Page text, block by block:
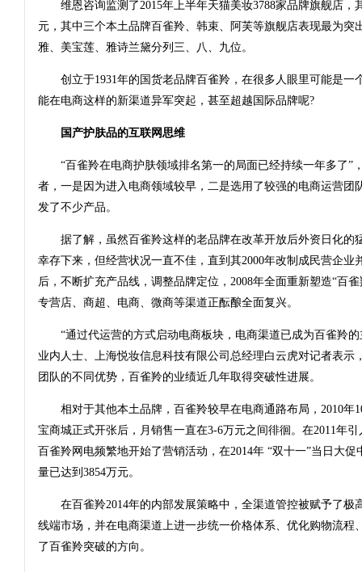
维恩咨询监测了2015年上半年天猫美妆3788家品牌旗舰店，
元，其中三个本土品牌百雀羚、韩束、阿芙等旗舰店表现最为突
雅、美宝莲、雅诗兰黛分列三、八、九位。
创立于1931年的国货老品牌百雀羚，在很多人眼里可能是一
能在电商这样的新渠道异军突起，甚至超越国际品牌呢?
国产护肤品的互联网思维
“百雀羚在电商护肤领域排名第一的局面已经持续一年多了”
者，一是因为进入电商领域较早，二是选用了较强的电商运营团
发了不少产品。
据了解，虽然百雀羚这样的老品牌在改革开放后外资日化的
幸存下来，但经营状况一直不佳，直到其2000年改制成民营企业
后，不断扩充产品线，调整品牌定位，2008年全面重新塑造“百
专营店、商超、电商、微商等渠道正酝酿全面复兴。
“通过代运营的方式启动电商板块，电商渠道已成为百雀羚的
业内人士、上海悦妆信息科技有限公司总经理白云虎对记者表示
团队的不同优势，百雀羚的业绩近几年取得突破性进展。
相对于其他本土品牌，百雀羚较早在电商通路布局，2010年
宝商城正式开张后，月销售一直在3-6万元之间徘徊。在2011年
百雀羚网电频繁地开始了营销活动，在2014年 “双十一”当日大
量已达到3854万元。
在百雀羚2014年的内部发展策略中，全渠道管控被赋予了极
线端市场，并在电商渠道上进一步统一价格体系、优化购物流程
了百雀羚突破的方向。